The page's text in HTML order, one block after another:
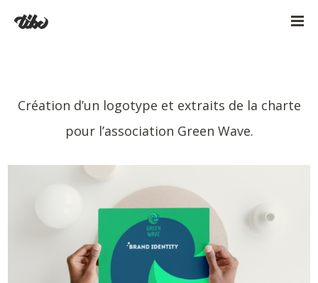
Création d’un logotype et extraits de la charte
pour l’association Green Wave.